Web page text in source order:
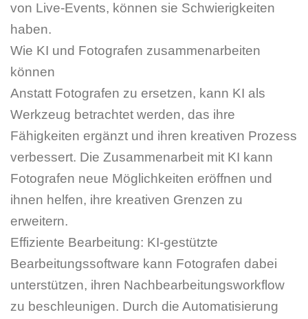
von Live-Events, können sie Schwierigkeiten
haben.
Wie KI und Fotografen zusammenarbeiten
können
Anstatt Fotografen zu ersetzen, kann KI als
Werkzeug betrachtet werden, das ihre
Fähigkeiten ergänzt und ihren kreativen Prozess
verbessert. Die Zusammenarbeit mit KI kann
Fotografen neue Möglichkeiten eröffnen und
ihnen helfen, ihre kreativen Grenzen zu
erweitern.
Effiziente Bearbeitung: KI-gestützte
Bearbeitungssoftware kann Fotografen dabei
unterstützen, ihren Nachbearbeitungsworkflow
zu beschleunigen. Durch die Automatisierung